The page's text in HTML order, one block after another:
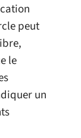
peut
le
un